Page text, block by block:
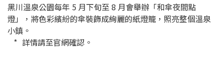
黑川溫泉公園每年 5 月下旬至 8 月會舉辦「和傘夜間點
燈」，將色彩繽紛的傘裝飾成絢麗的紙燈籠，照亮整個溫泉
小鎮。
詳情請至官網確認。